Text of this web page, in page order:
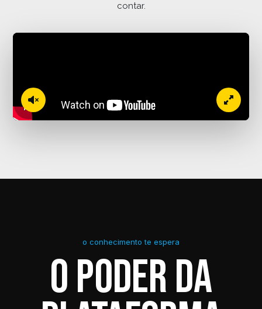
contar.
o conhecimento te espera
O PODER DA